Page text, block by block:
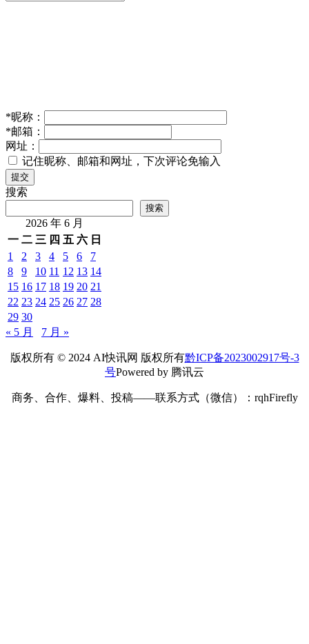
*昵称：
*邮箱：
网址：
记住昵称、邮箱和网址，下次评论免输入
提交
搜索
搜索
2026 年 6 月
一 二 三 四 五 六 日
1
2 3 4 5 6
7
8
9 10 11 12 13 14
15 16 17 18 19 20 21
22 23 24 25 26 27 28
29 30
« 5 月
7 月 »
版权所有 © 2024 AI快讯网 版权所有黔ICP备2023002917号-3
号Powered by 腾讯云
商务、合作、爆料、投稿——联系方式（微信）：rqhFirefly